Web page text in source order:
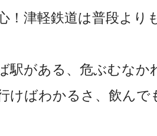
！津軽鉄道は普段より
駅がある、危ぶむなか
けばわかるさ、飲んで